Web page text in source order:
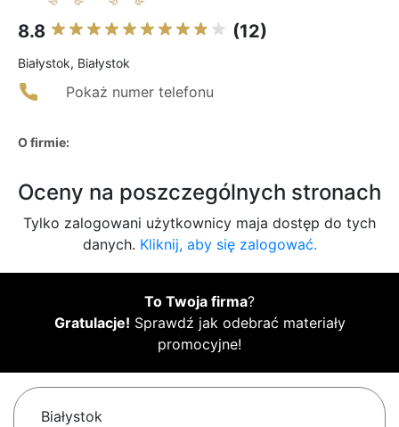
8.8 (12)
Białystok, Białystok
Pokaż numer telefonu
O firmie:
Oceny na poszczególnych stronach
Tylko zalogowani użytkownicy maja dostęp do tych
danych. Kliknij, aby się zalogować.
To Twoja firma?
Gratulacje! Sprawdź jak odebrać materiały
promocyjne!
Białystok